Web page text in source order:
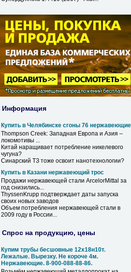
Информация
Купить в Челябинске сгоны 76 нержавеющие
Thompson Creek: Западная Европа и Азия –
локомотивы ...
Китай наращивает потребление никелевого
чугуна?
Синарский ТЗ тоже освоит нанотехнологии?
Купить в Казани нержавеющий трос
Продажи нержавеющей стали ArcelorMittal за
год снизились...
ThyssenKrupp подтверждает даты запуска
своих новых заводов
Объем потребления нержавеющей стали в
2009 году в России...
Спрос на продукцию, цены
Купим трубы бесшовные 12х18н10т.
Лежалые. Вырезку. Не короче 4м.
Нержавеющие. 8-900-088-88-86.